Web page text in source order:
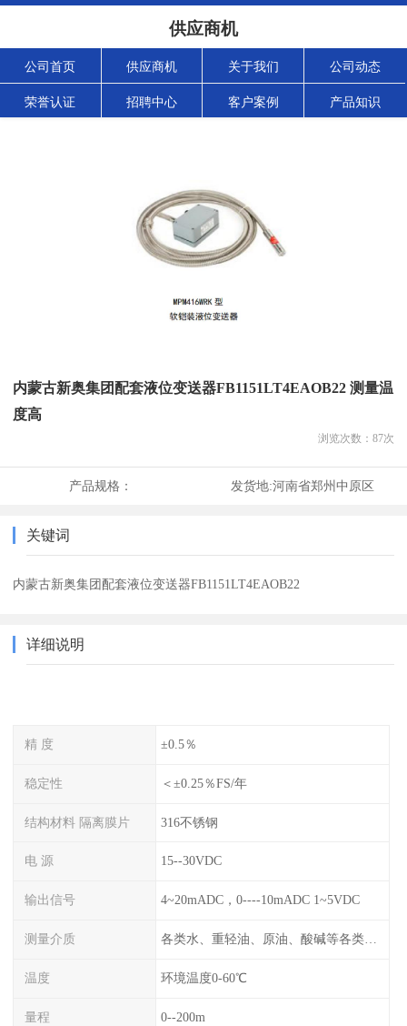
供应商机
公司首页 供应商机 关于我们 公司动态
荣誉认证 招聘中心 客户案例 产品知识
内蒙古新奥集团配套液位变送器FB1151LT4EAOB22 测量温
度高
浏览次数： 87次
产品规格： 发货地:河南省郑州中原区
关键词
内蒙古新奥集团配套液位变送器FB1151LT4EAOB22
详细说明
精 度 ±0.5％
稳定性 ＜±0.25％FS/年
结构材料 隔离膜片 316不锈钢
电 源 15--30VDC
输出信号 4~20mADC，0----10mADC 1~5VDC
测量介质 各类水、重轻油、原油、酸碱等各类腐蚀液
温度 环境温度0-60℃
量程 0--200m